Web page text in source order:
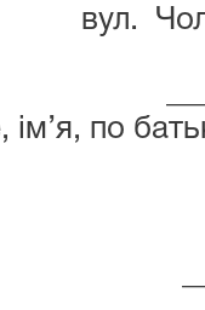
вул.
ім’я, по